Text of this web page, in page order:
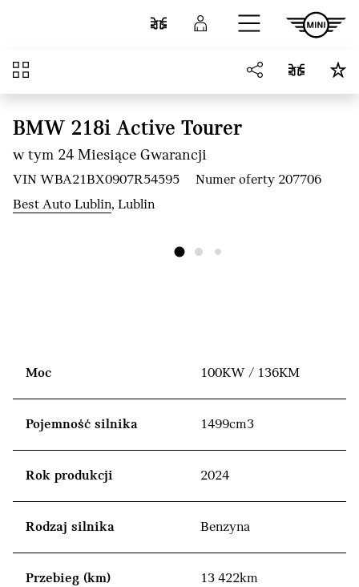
Przejdź do głównej treści
Porównaj Zaloguj się
Przegląd
BMW 218i Active Tourer
w tym 24 Miesiące Gwarancji
VIN WBA21BX0907R54595
Numer oferty 207706
Best Auto Lublin, Lublin
Moc 100KW / 136KM
Pojemność silnika 1499cm3
Rok produkcji 2024
Rodzaj silnika Benzyna
Przebieg (km) 13 422km